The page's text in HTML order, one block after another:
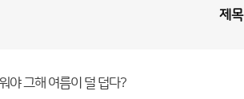
제목
야 그해 여름이 덜 덥다?